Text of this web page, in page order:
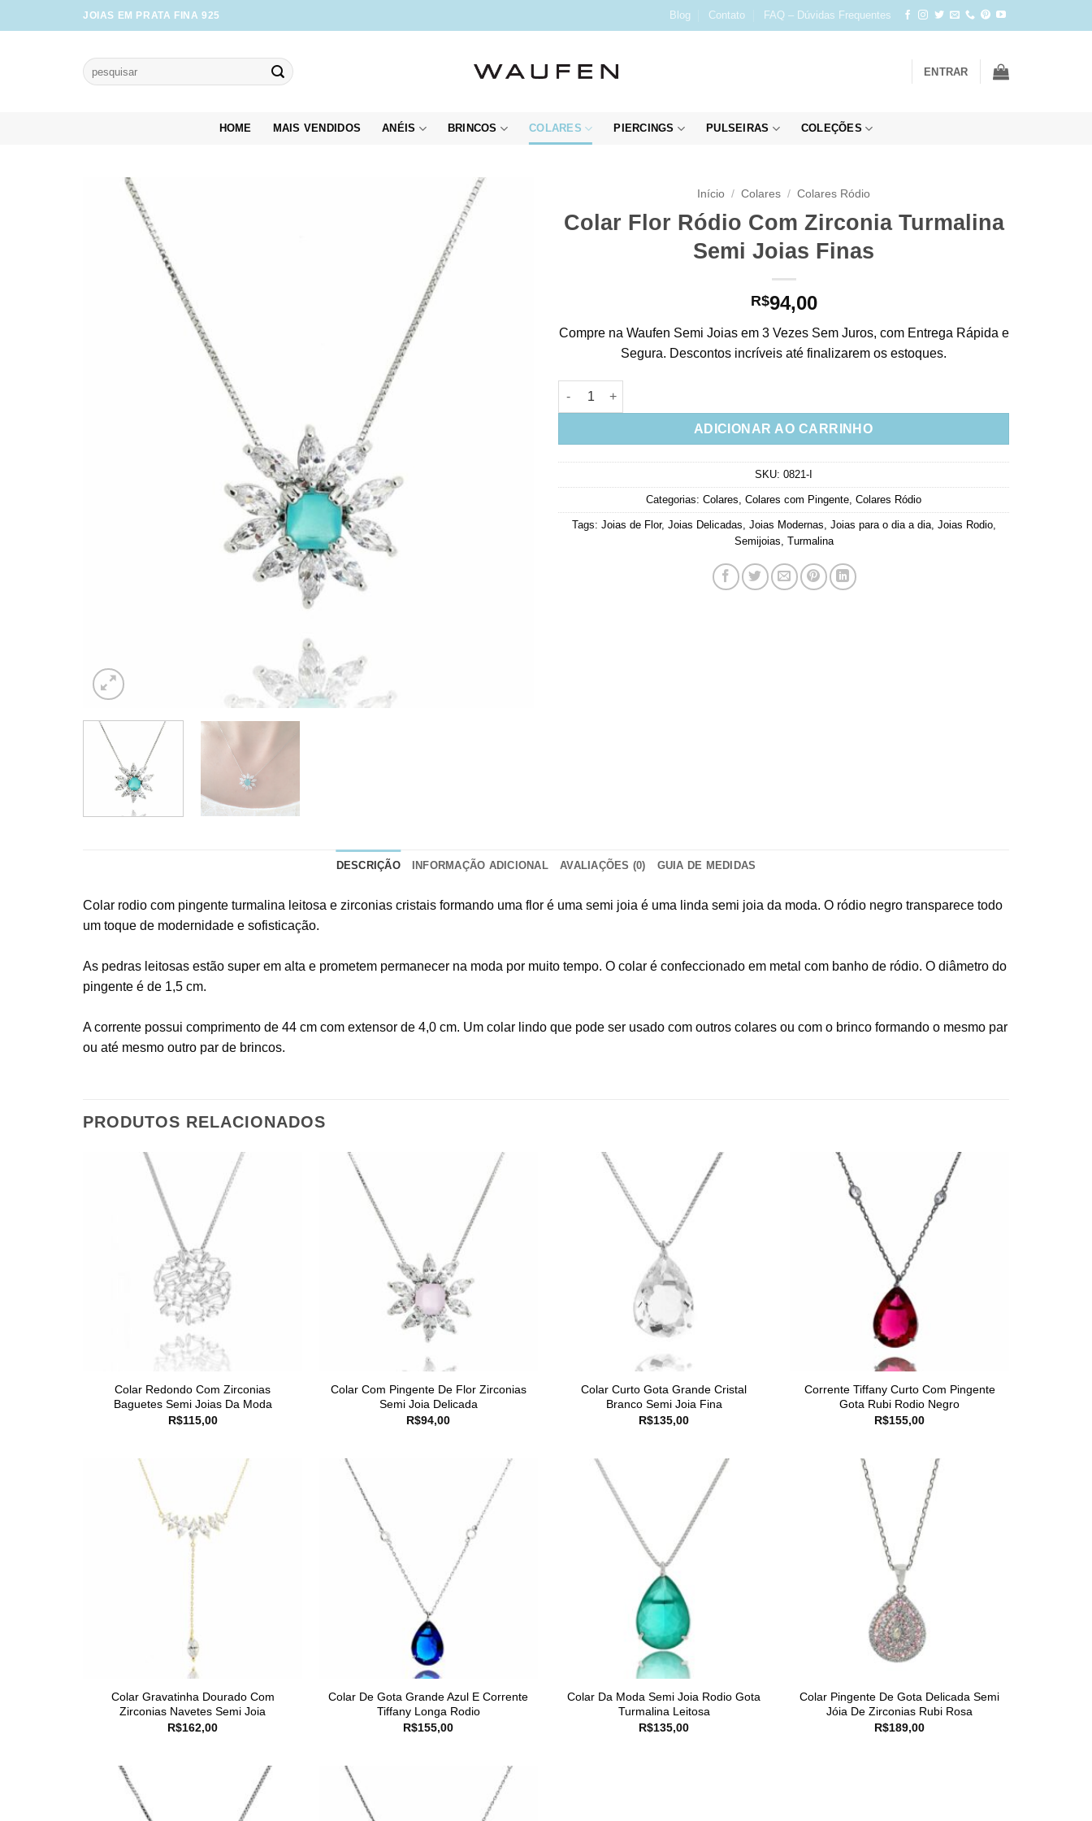
to
JOIAS EM PRATA FINA 925 Blog Contato FAQ – Dúvidas Frequentes
Pesquisar
por:
ENTRAR
HOME MAIS VENDIDOS ANÉIS BRINCOS COLARES PIERCINGS PULSEIRAS COLEÇÕES
Início / Colares / Colares Ródio
Colar Flor Ródio Com Zirconia Turmalina
Semi Joias Finas
R$94,00
Compre na Waufen Semi Joias em 3 Vezes Sem Juros, com Entrega Rápida e
Segura. Descontos incríveis até finalizarem os estoques.
Colar Flor Ródio Com Zirconia Turmalina Semi Joias Finas quantidade
ADICIONAR AO CARRINHO
SKU: 0821-I
Categorias: Colares Colares com Pingente Colares Ródio
Tags: Joias de Flor, Joias Delicadas Joias Modernas Joias para o dia a dia, Joias Rodio,
Semijoias Turmalina
DESCRIÇÃO INFORMAÇÃO ADICIONAL AVALIAÇÕES (0) GUIA DE MEDIDAS
Colar rodio com pingente turmalina leitosa e zirconias cristais formando uma flor é uma semi joia é uma linda semi joia da moda. O ródio negro transparece todo
um toque de modernidade e sofisticação.
As pedras leitosas estão super em alta e prometem permanecer na moda por muito tempo. O colar é confeccionado em metal com banho de ródio. O diâmetro do
pingente é de 1,5 cm.
A corrente possui comprimento de 44 cm com extensor de 4,0 cm. Um colar lindo que pode ser usado com outros colares ou com o brinco formando o mesmo par
ou até mesmo outro par de brincos.
PRODUTOS RELACIONADOS
Colar Redondo Com Zirconias
Baguetes Semi Joias Da Moda
R$115,00
Colar Com Pingente De Flor Zirconias
Semi Joia Delicada
R$94,00
Colar Curto Gota Grande Cristal
Branco Semi Joia Fina
R$135,00
Corrente Tiffany Curto Com Pingente
Gota Rubi Rodio Negro
R$155,00
Colar Gravatinha Dourado Com
Zirconias Navetes Semi Joia
R$162,00
Colar De Gota Grande Azul E Corrente
Tiffany Longa Rodio
R$155,00
Colar Da Moda Semi Joia Rodio Gota
Turmalina Leitosa
R$135,00
Colar Pingente De Gota Delicada Semi
Jóia De Zirconias Rubi Rosa
R$189,00